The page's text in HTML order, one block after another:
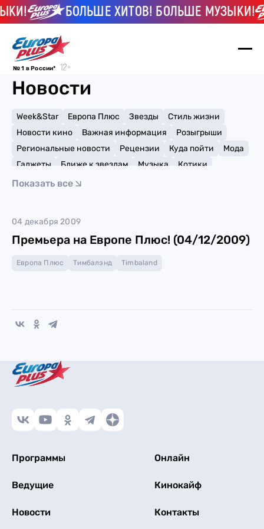
БОЛЬШЕ ХИТОВ! БОЛЬШЕ МУЗЫКИ!
№ 1 в России*
Новости
Week&Star Европа Плюс Звезды
Стиль жизни
Новости кино
Важная информация
Розыгрыши
Региональные новости
Рецензии Куда пойти
Мода
Гаджеты
Ближе к звездам Музыка
Котики
Мемы и тренды
Показать все
04 декабря 2009
Премьера на Европе Плюс! (04/12/2009)
Европа Плюс Тимбалэнд Timbaland
Программы Онлайн
Ведущие Кинокайф
Новости Контакты